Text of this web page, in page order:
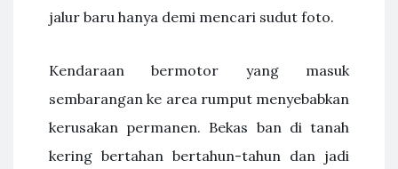
jalur baru hanya demi mencari sudut foto.
Kendaraan bermotor yang masuk
sembarangan ke area rumput menyebabkan
kerusakan permanen. Bekas ban di tanah
kering bertahan bertahun-tahun dan jadi